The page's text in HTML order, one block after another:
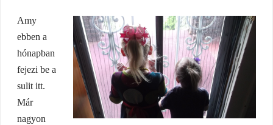
Amy
ebben a
hónapban
fejezi be a
sulit itt.
Már
nagyon